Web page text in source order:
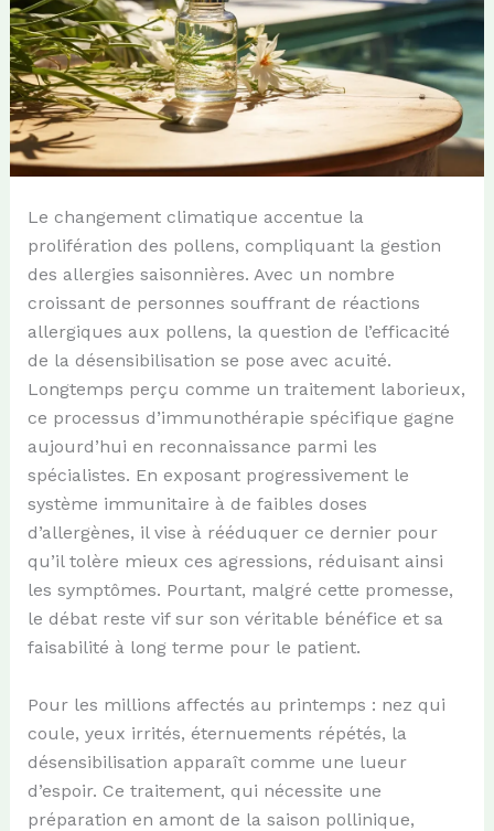
Le changement climatique accentue la
prolifération des pollens, compliquant la gestion
des allergies saisonnières. Avec un nombre
croissant de personnes souffrant de réactions
allergiques aux pollens, la question de l’efficacité
de la désensibilisation se pose avec acuité.
Longtemps perçu comme un traitement laborieux,
ce processus d’immunothérapie spécifique gagne
aujourd’hui en reconnaissance parmi les
spécialistes. En exposant progressivement le
système immunitaire à de faibles doses
d’allergènes, il vise à rééduquer ce dernier pour
qu’il tolère mieux ces agressions, réduisant ainsi
les symptômes. Pourtant, malgré cette promesse,
le débat reste vif sur son véritable bénéfice et sa
faisabilité à long terme pour le patient.
Pour les millions affectés au printemps : nez qui
coule, yeux irrités, éternuements répétés, la
désensibilisation apparaît comme une lueur
d’espoir. Ce traitement, qui nécessite une
préparation en amont de la saison pollinique,